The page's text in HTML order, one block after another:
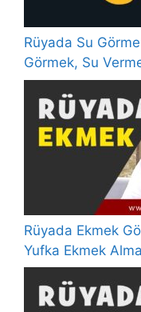
Rüyada Su
Görmek, Su
Rüyada Ekmek
Yufka Ekmek